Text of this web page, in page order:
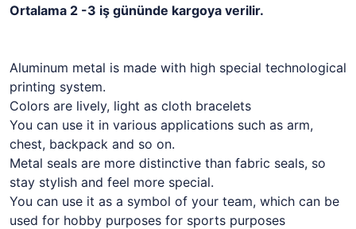
Ortalama 2 -3 iş gününde kargoya verilir.
Aluminum metal is made with high special technological
printing system.
Colors are lively, light as cloth bracelets
You can use it in various applications such as arm,
chest, backpack and so on.
Metal seals are more distinctive than fabric seals, so
stay stylish and feel more special.
You can use it as a symbol of your team, which can be
used for hobby purposes for sports purposes